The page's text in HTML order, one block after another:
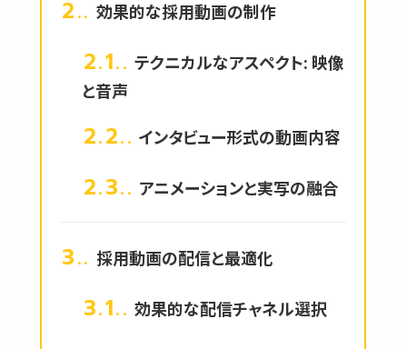
2. 効果的な採用動画の制作
2.1.
テクニカルなアスペクト: 映像
と音声
2.2. インタビュー形式の動画内容
2.3. アニメーションと実写の融合
3. 採用動画の配信と最適化
3.1. 効果的な配信チャネル選択